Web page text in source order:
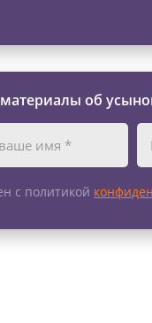
об
с политикой